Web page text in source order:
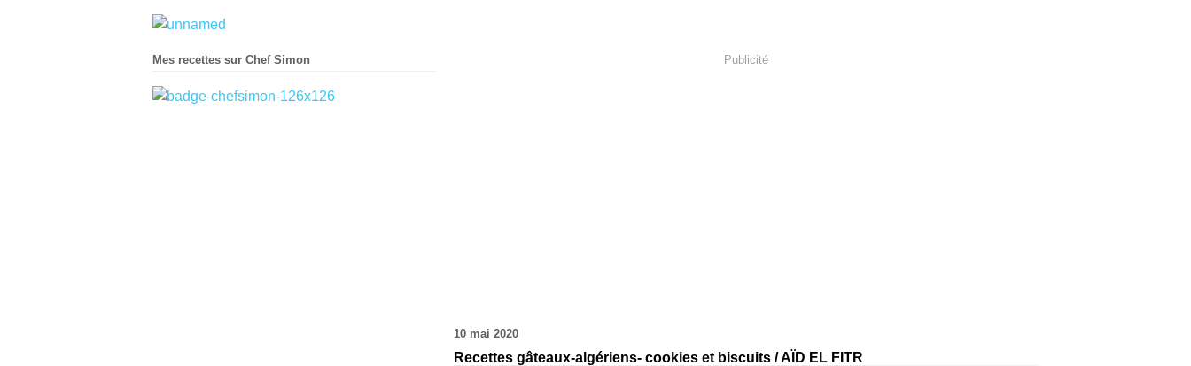
Mes recettes sur Chef Simon Publicité
10 mai 2020
Recettes gâteaux-algériens- cookies et biscuits / AÏD EL FITR